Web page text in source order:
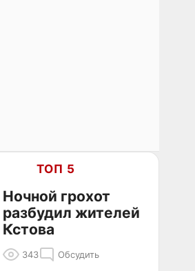
ТОП 5
Ночной грохот
разбудил жителей
Кстова
343 Обсудить